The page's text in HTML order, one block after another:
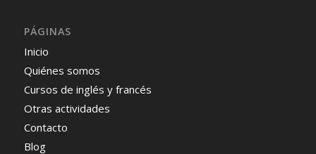
PÁGINAS
Inicio
Quiénes somos
Cursos de inglés y francés
Otras actividades
Contacto
Blog